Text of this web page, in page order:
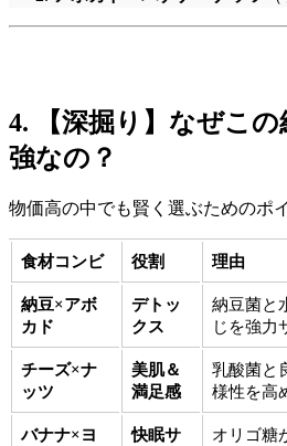
4. 【深掘り】なぜこ
強なの？
物価高の中でも賢く選ぶためのポ
食材コンビ 役割 理由
納豆×アボ
カド
デトッ
クス
納豆菌と
じを強力
チーズ×ナ
ッツ
美肌＆
満足感
乳酸菌と
様性を高
バナナ×ヨ
快眠サ
オリゴ糖